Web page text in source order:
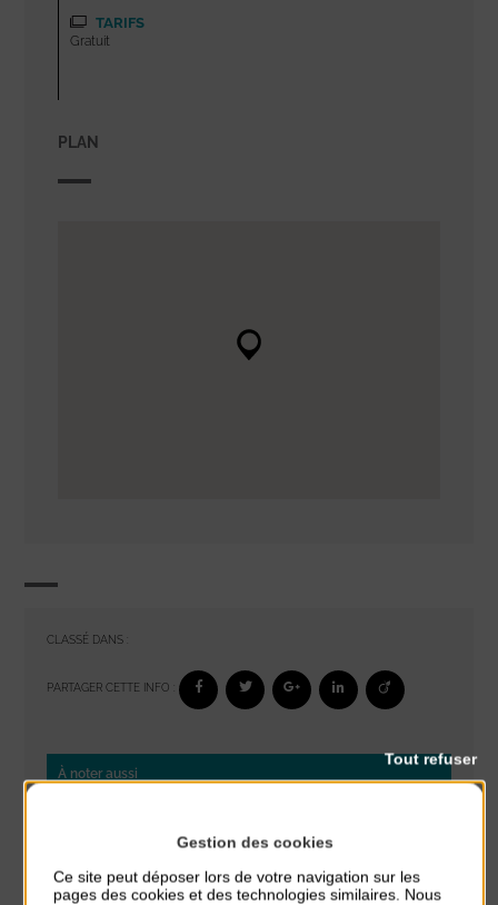
TARIFS
Gratuit
PLAN
CLASSÉ DANS :
PARTAGER CETTE INFO :
À noter aussi
Gestion des cookies
Ce site peut déposer lors de votre navigation sur les
pages des cookies et des technologies similaires. Nous
Tout refuser